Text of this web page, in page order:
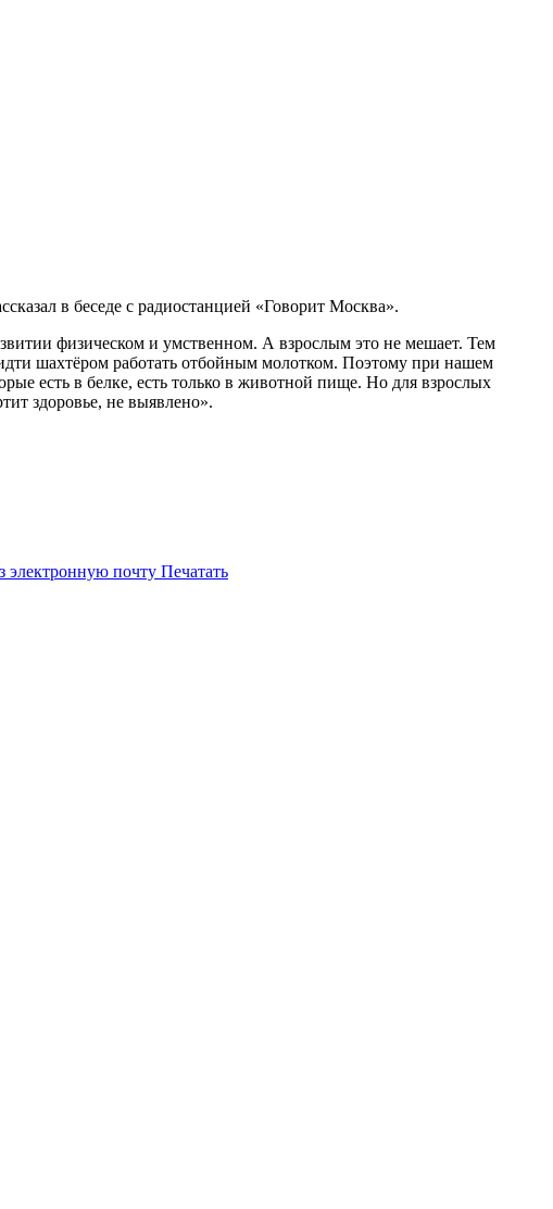
в беседе с радиостанцией «Говорит Москва».
физическом и умственном. А взрослым это не мешает. Тем
шахтёром работать отбойным молотком. Поэтому при нашем
есть в белке, есть только в животной пище. Но для взрослых
здоровье, не выявлено».
электронную почту Печатать